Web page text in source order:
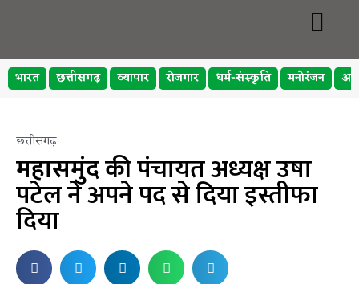
भारत छत्तीसगढ़ व्यापार रोजगार धर्म-संस्कृति मनोरंजन
छत्तीसगढ़
महासमुंद की पंचायत अध्यक्ष उषा
पटेल ने अपने पद से दिया इस्तीफा
दिया